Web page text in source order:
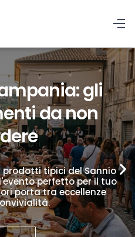
gli
da non
tipici del Sannio
perfetto per il tuo
porta tra eccellenze